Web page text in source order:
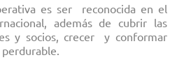
es ser reconocida en el
además de cubrir las
y socios, crecer y conformar